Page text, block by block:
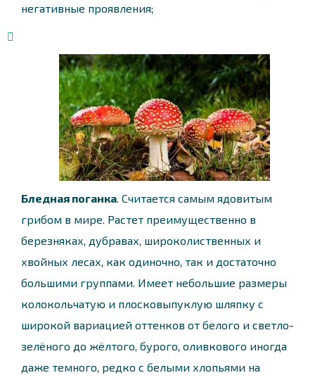
негативные проявления;
Бледная поганка . Считается самым ядовитым
грибом в мире. Растет преимущественно в
березняках, дубравах, широколиственных и
хвойных лесах, как одиночно, так и достаточно
большими группами. Имеет небольшие размеры
колокольчатую и плосковыпуклую шляпку с
широкой вариацией оттенков от белого и светло-
зелёного до жёлтого, бурого, оливкового иногда
даже темного, редко с белыми хлопьями на